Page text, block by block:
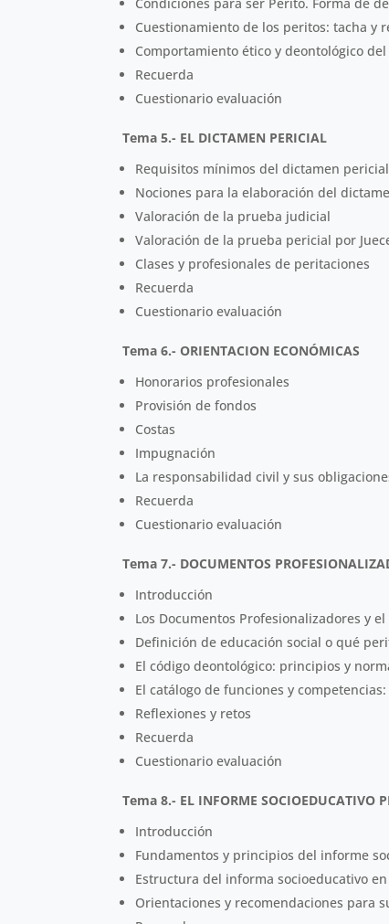
Cuestionamiento de los peritos: tacha y
Comportamiento ético y deontológico
Recuerda
Cuestionario evaluación
Tema 5.- EL DICTAMEN PERICIAL
Requisitos mínimos del dictamen pericial
Nociones para la elaboración del
Valoración de la prueba judicial
Valoración de la prueba pericial por
Clases y profesionales de peritaciones
Recuerda
Cuestionario evaluación
Tema 6.- ORIENTACION ECONÓMICAS
Honorarios profesionales
Provisión de fondos
Costas
Impugnación
La responsabilidad civil y sus
Recuerda
Cuestionario evaluación
Tema 7.- DOCUMENTOS
Introducción
Los Documentos Profesionalizadores y
Definición de educación social o qué
El código deontológico: principios y
El catálogo de funciones y
Reflexiones y retos
Recuerda
Cuestionario evaluación
Tema 8.- EL INFORME SOCIOEDUCATIVO
Introducción
Fundamentos y principios del informe
Estructura del informa socioeducativo
Orientaciones y recomendaciones para